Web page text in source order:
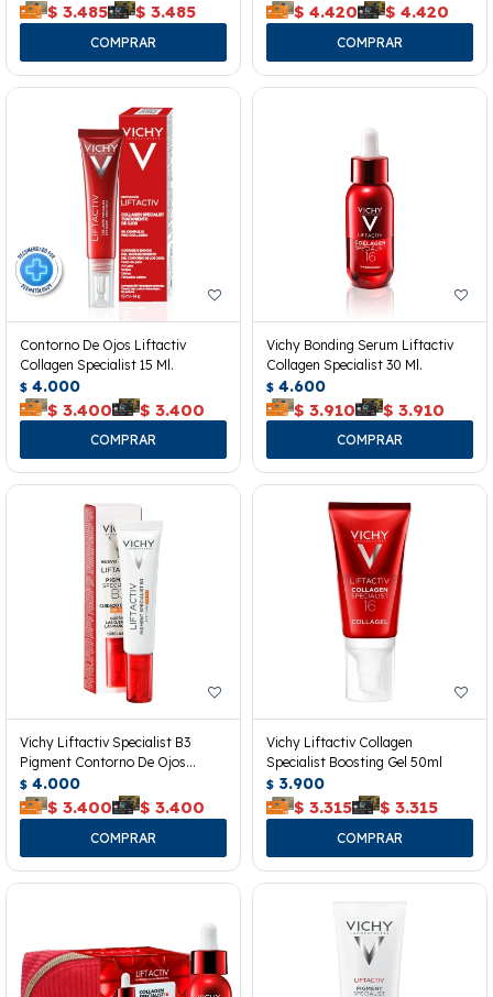
$ 3.485 $ 3.485 $ 4.420 $ 4.420
Contorno De Ojos Liftactiv
Collagen Specialist 15 Ml.
$ 4.000
$ 3.400 $ 3.400
Vichy Bonding Serum Liftactiv
Collagen Specialist 30 Ml.
$ 4.600
$ 3.910 $ 3.910
Vichy Liftactiv Specialist B3
Pigment Contorno De Ojos
Spf50+
$ 4.000
$ 3.400 $ 3.400
Vichy Liftactiv Collagen
Specialist Boosting Gel 50ml
$ 3.900
$ 3.315 $ 3.315